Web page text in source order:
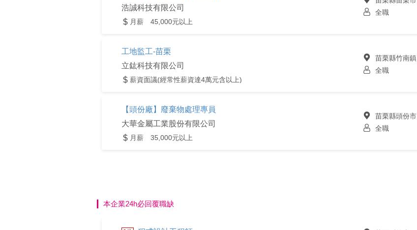
浩誠科技有限公司
月薪 45,000元以上
全職
工地監工-苗栗
立鈜科技有限公司
薪資面議(經常性薪資達4萬元含以上)
苗栗縣竹南鎮
全職
【頭份廠】廢棄物處理專員
大華金屬工業股份有限公司
月薪 35,000元以上
苗栗縣頭份市
全職
本企業24h必回覆職缺